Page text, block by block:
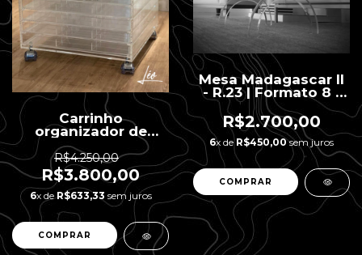
Carrinho
organizador de
óculos
R$4.250,00
R$3.800,00
6x deR$633,33 sem juros
Mesa Madagascar II
- R.23 | Formato 8 -
38 x 60 x 32 H
R$2.700,00
6x de R$450,00sem juros